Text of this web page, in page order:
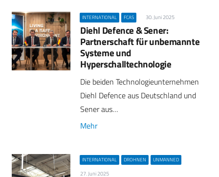
INTERNATIONAL FCAS 30. Juni 2025
Diehl Defence & Sener:
Partnerschaft für unbemannte
Systeme und
Hyperschalltechnologie
Die beiden Technologieunternehmen
Diehl Defence aus Deutschland und
Sener aus…
Mehr
INTERNATIONAL DROHNEN UNMANNED
27. Juni 2025